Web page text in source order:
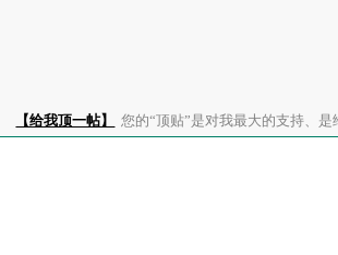
【给我顶一帖】 您的“顶贴”是对我最大的支持、